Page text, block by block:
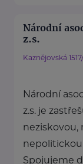
Národní
z.s.
Kaznějovská
Národní
z.s. je
neziskovou,
nepolitickou
Spojujeme